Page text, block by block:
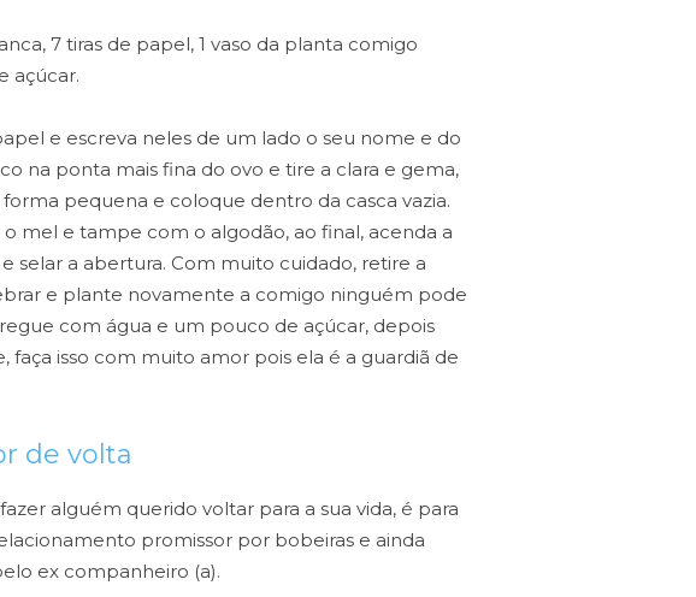
7 tiras de papel, 1 vaso da planta comigo
açúcar.
e escreva neles de um lado o seu nome e do
na ponta mais fina do ovo e tire a clara e gema,
pequena e coloque dentro da casca vazia.
mel e tampe com o algodão, ao final, acenda a
selar a abertura. Com muito cuidado, retire a
e plante novamente a comigo ninguém pode
com água e um pouco de açúcar, depois
isso com muito amor pois ela é a guardiã de
de volta
alguém querido voltar para a sua vida, é para
promissor por bobeiras e ainda
ex companheiro (a).